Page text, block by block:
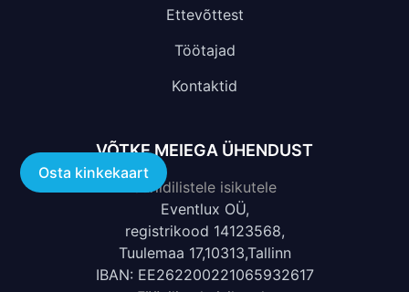
Ettevõttest
Töötajad
Kontaktid
VÕTKE MEIEGA ÜHENDUST
Juriidilistele isikutele
Eventlux OÜ,
registrikood 14123568,
Tuulemaa 17,10313,Tallinn
IBAN: EE262200221065932617
Osta kinkekaart